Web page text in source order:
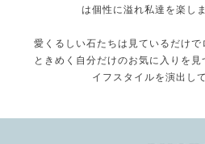
は個性に溢れ私達を楽し
愛くるしい石たちは見ているだけ
ときめく自分だけのお気に入りを
イフスタイルを演出し